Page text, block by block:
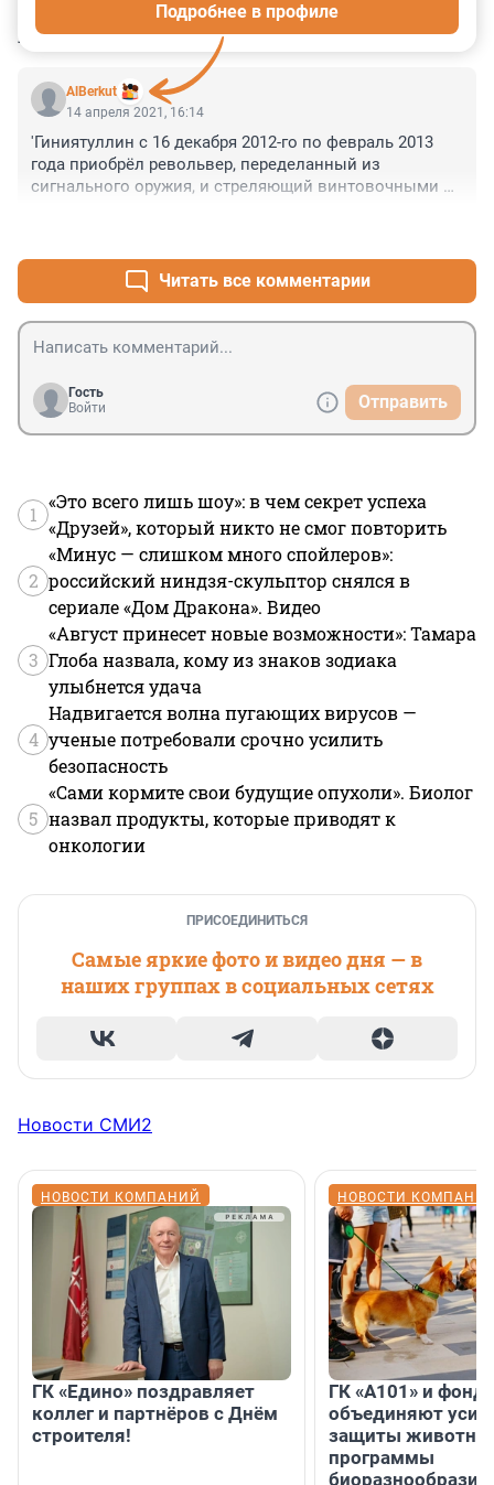
КОММЕНТАРИИ 1
AlBerkut
Подробнее в профиле
14 апреля 2021, 16:14
'Гиниятуллин с 16 декабря 2012-го по февраль 2013
года приобрёл револьвер, переделанный из
сигнального оружия, и стреляющий винтовочными
мелкашку, под него тоже винтовки есть, но зато
звучит как страшно - револьвер по винтовочный
патрон...
Читать все комментарии
Гость
Войти
Отправить
1
«Это всего лишь шоу»: в чем секрет успеха
«Друзей», который никто не смог повторить
2
«Минус — слишком много спойлеров»:
российский ниндзя-скульптор снялся в
сериале «Дом Дракона». Видео
3
«Август принесет новые возможности»: Тамара
Глоба назвала, кому из знаков зодиака
улыбнется удача
4
Надвигается волна пугающих вирусов —
ученые потребовали срочно усилить
безопасность
5
«Сами кормите свои будущие опухоли». Биолог
назвал продукты, которые приводят к
онкологии
ПРИСОЕДИНИТЬСЯ
Самые яркие фото и видео дня — в
наших группах в социальных сетях
Новости СМИ2
НОВОСТИ КОМПАНИЙ
ГК «Едино» поздравляет
коллег и партнёров с Днём
строителя!
НОВОСТИ
ГК «А101» и фонд
объединяют
защиты
программы
биоразнообразия